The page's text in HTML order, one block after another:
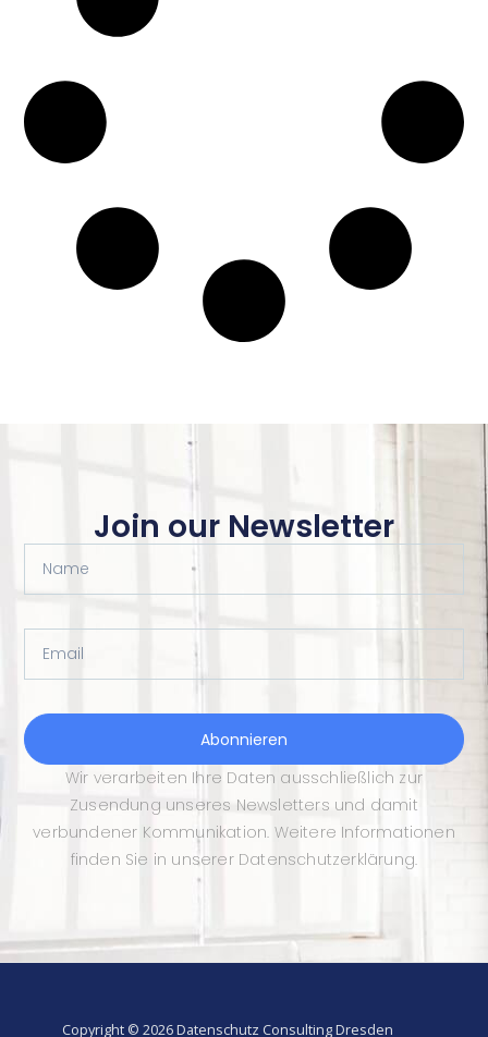
Join our Newsletter
Abonnieren
Wir verarbeiten Ihre Daten ausschließlich zur
Zusendung unseres Newsletters und damit
verbundener Kommunikation. Weitere Informationen
finden Sie in unserer Datenschutzerklärung.
Copyright © 2026 Datenschutz Consulting Dresden